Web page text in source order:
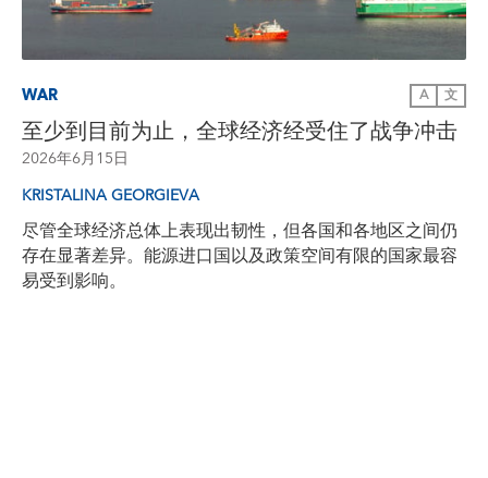
WAR A 文
至少到目前为止，全球经济经受住了战争冲击
2026年6月15日
KRISTALINA GEORGIEVA
尽管全球经济总体上表现出韧性，但各国和各地区之间仍
存在显著差异。能源进口国以及政策空间有限的国家最容
易受到影响。